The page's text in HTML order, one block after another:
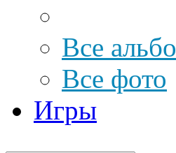
Все
Все фото
Игры